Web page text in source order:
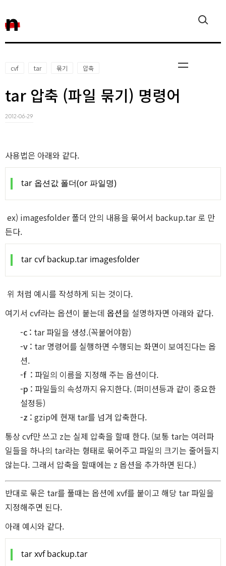
n
Reactjs
React
iOS
Android
AWS
Server
cvf tar 묶기 압축
tar 압축 (파일 묶기) 명령어
2012‧06‧29
사용법은 아래와 같다.
tar 옵션값 폴더(or 파일명)
ex) imagesfolder 폴더 안의 내용을 묶어서 backup.tar 로 만
든다.
tar cvf backup.tar imagesfolder
위 처럼 예시를 작성하게 되는 것이다.
여기서 cvf라는 옵션이 붙는데 옵션을 설명하자면 아래와 같다.
-c : tar 파일을 생성.(꼭붙어야함)
-v : tar 명령어를 실행하면 수행되는 화면이 보여진다는 옵
션.
-f : 파일의 이름을 지정해 주는 옵션이다.
-p : 파일들의 속성까지 유지한다. (퍼미션등과 같이 중요한
설정등)
-z : gzip에 현재 tar를 넘겨 압축한다.
통상 cvf만 쓰고 z는 실제 압축을 할때 한다. (보통 tar는 여러파
일들을 하나의 tar라는 형태로 묶어주고 파일의 크기는 줄어들지
않는다. 그래서 압축을 할때에는 z 옵션을 추가하면 된다.)
반대로 묶은 tar를 풀때는 옵션에 xvf를 붙이고 해당 tar 파일을
지정해주면 된다.
아래 예시와 같다.
tar xvf backup.tar